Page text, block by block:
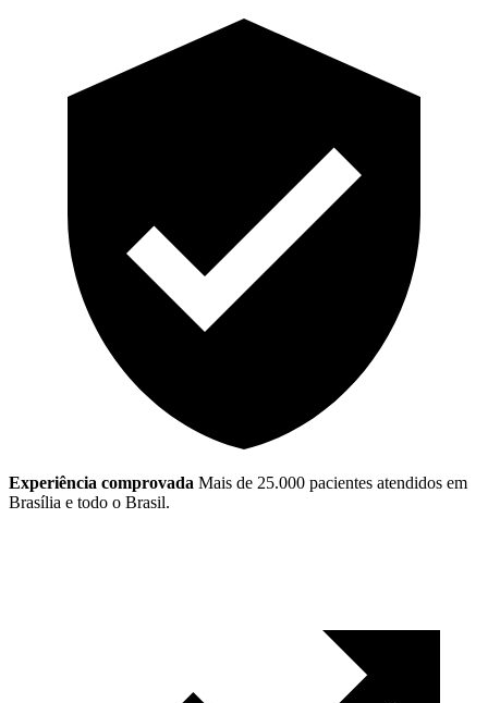
Experiência comprovada Mais de 25.000 pacientes atendidos em
Brasília e todo o Brasil.